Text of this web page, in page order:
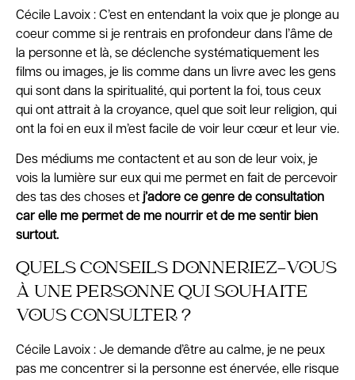
Cécile Lavoix : C’est en entendant la voix que je plonge au
coeur comme si je rentrais en profondeur dans l’âme de
la personne et là, se déclenche systématiquement les
films ou images, je lis comme dans un livre avec les gens
qui sont dans la spiritualité, qui portent la foi, tous ceux
qui ont attrait à la croyance, quel que soit leur religion, qui
ont la foi en eux il m’est facile de voir leur cœur et leur vie.
Des médiums me contactent et au son de leur voix, je
vois la lumière sur eux qui me permet en fait de percevoir
des tas des choses et j’adore ce genre de consultation
car elle me permet de me nourrir et de me sentir bien
surtout.
QUELS CONSEILS DONNERIEZ-VOUS
À UNE PERSONNE QUI SOUHAITE
VOUS CONSULTER ?
Cécile Lavoix : Je demande d’être au calme, je ne peux
pas me concentrer si la personne est énervée, elle risque